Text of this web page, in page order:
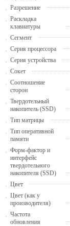
Разрешение
Раскладка
клавиатуры
Сегмент
Серия процессора
Серия устройства
Сокет
Соотношение
сторон
Твердотельный
накопитель (SSD)
Тип матрицы
Тип оперативной
памяти
Форм-фактор и
интерфейс
твердотельного
накопителя (SSD)
Цвет
Цвет (как у
производителя)
Частота
обновления